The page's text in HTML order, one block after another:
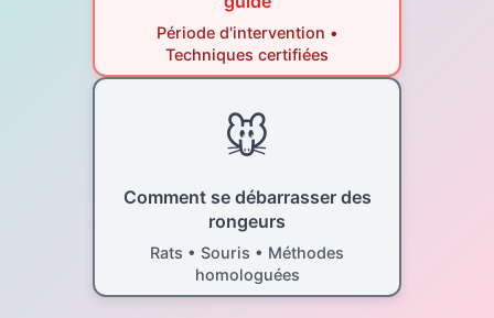
Période d'intervention •
Techniques certifiées
🐭
Comment se débarrasser des
rongeurs
Rats • Souris • Méthodes
homologuées